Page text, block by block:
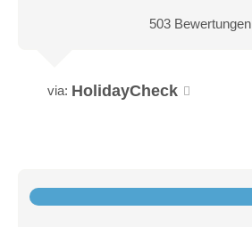
503 Bewertungen
via: HolidayCheck